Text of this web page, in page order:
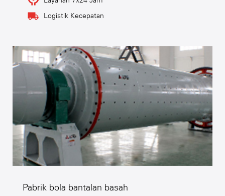
mencampur dan berinteraksi di pabrik bola,
untuk mencapai kebutuhan kekuatan bahan
peralatan utama untuk menggiling bahan
baku setelah penghancuran. "
Logistik Kecepatan
Pabrik bola bantalan basah